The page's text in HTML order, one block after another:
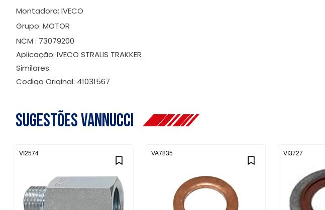
Montadora: IVECO
Grupo: MOTOR
NCM : 73079200
Aplicação: IVECO STRALIS TRAKKER
Similares:
Codigo Original: 41031567
Sugestões Vannucci
VI2574 VA7835 VI3727